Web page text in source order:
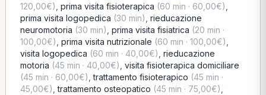
120,00€) prima visita fisioterapica (60 min · 60,00€)
prima visita logopedica (30 min) rieducazione
neuromotoria (30 min) prima visita fisiatrica (20 min ·
100,00€) prima visita nutrizionale (60 min · 100,00€)
visita logopedica (60 min · 40,00€) rieducazione
motoria (45 min · 40,00€) visita fisioterapica domiciliare
(45 min · 60,00€) ,trattamento fisioterapico (45 min ·
45,00€) ,trattamento osteopatico (45 min · 75,00€)